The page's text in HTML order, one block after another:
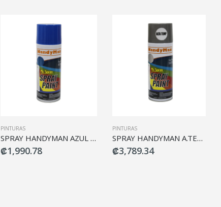
PINTURAS
SPRAY HANDYMAN AZUL G021
₡1,990.78
PINTURAS
SPRAY HANDYMAN A.TEMP.PLATA HP1300
₡3,789.34